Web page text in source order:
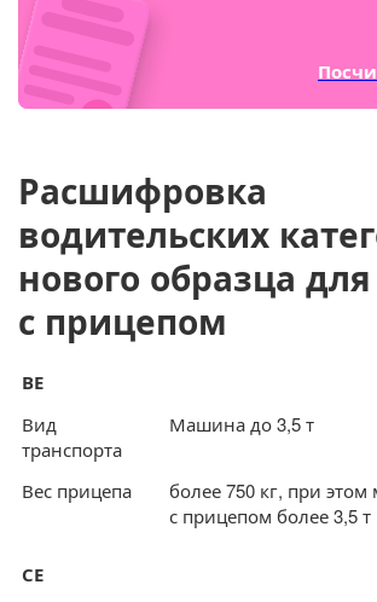
Расшифровка
водительских
нового образца
с прицепом
ВЕ
Вид
транспорта
Машина до 3,5 т
Вес прицепа
более 750 кг, при
с прицепом более 3,5 т
СЕ